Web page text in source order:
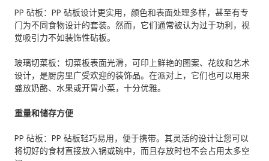
PP 砧板：PP 砧板设计更实用，颜色和表面处理多样，甚至有专
门为不同食物设计的套装。然而，它们通常被认为过于功利，视
觉吸引力不如装饰性砧板。
玻璃切菜板：切菜板表面光滑，可印上鲜艳的图案、花纹和艺术
设计，是厨房里广受欢迎的装饰品。在派对上，它们也可以用来
盛放奶酪、水果或开胃小菜，十分优雅。
重量和储存方便
PP 砧板：PP 砧板轻巧易用，便于携带。其灵活的设计让您可以
将切好的食材直接放入锅或碗中，而且存放时也不会占用太多空